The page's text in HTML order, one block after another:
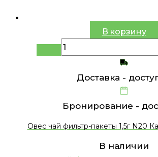
В корзину
Доставка -
Бронирование -
Овес чай фильтр-пакеты 1,5г N20
В наличии